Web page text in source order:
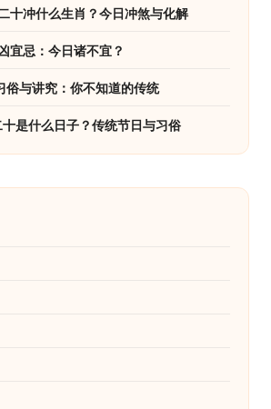
十冲什么生肖？今日冲煞与化解
宜忌：今日诸不宜？
俗与讲究：你不知道的传统
是什么日子？传统节日与习俗